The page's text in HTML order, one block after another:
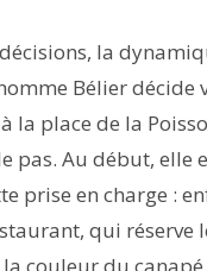
la
Bélier décide
la place de la
pas. Au début, elle
prise en charge :
qui réserve